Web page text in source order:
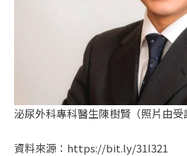
泌尿外科專科醫生陳樹賢（照片由受
資料來源： https://bit.ly/31I321